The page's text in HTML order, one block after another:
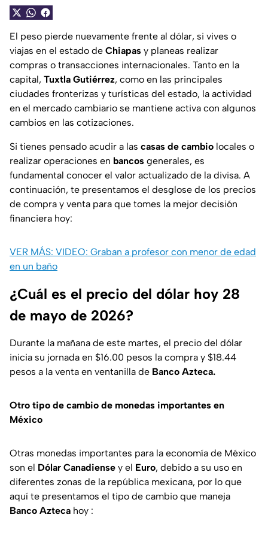
El peso pierde nuevamente frente al dólar, si vives o
viajas en el estado de Chiapas y planeas realizar
compras o transacciones internacionales. Tanto en la
capital, Tuxtla Gutiérrez, como en las principales
ciudades fronterizas y turísticas del estado, la actividad
en el mercado cambiario se mantiene activa con algunos
cambios en las cotizaciones.
Si tienes pensado acudir a las casas de cambio locales o
realizar operaciones en bancos generales, es
fundamental conocer el valor actualizado de la divisa. A
continuación, te presentamos el desglose de los precios
de compra y venta para que tomes la mejor decisión
financiera hoy:
VER MÁS: VIDEO: Graban a profesor con menor de edad
en un baño
¿Cuál es el precio del dólar hoy 28
de mayo de 2026?
Durante la mañana de este martes, el precio del dólar
inicia su jornada en $16.00 pesos la compra y $18.44
pesos a la venta en ventanilla de Banco Azteca.
Otro tipo de cambio de monedas importantes en
México
Otras monedas importantes para la economía de México
son el Dólar Canadiense y el Euro, debido a su uso en
diferentes zonas de la república mexicana, por lo que
aquí te presentamos el tipo de cambio que maneja
Banco Azteca hoy :